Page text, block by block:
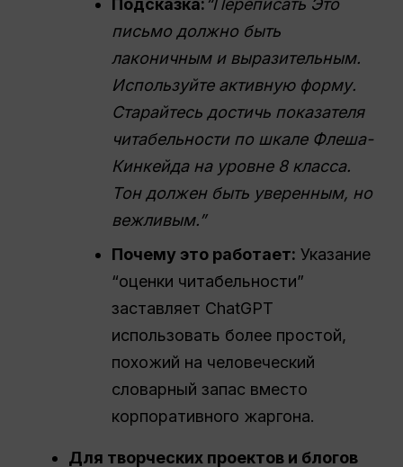
Подсказка: “Переписать Это
письмо должно быть
лаконичным и выразительным.
Используйте активную форму.
Старайтесь достичь показателя
читабельности по шкале Флеша-
Кинкейда на уровне 8 класса.
Тон должен быть уверенным, но
вежливым.”
Почему это работает: Указание
“оценки читабельности”
заставляет ChatGPT
использовать более простой,
похожий на человеческий
словарный запас вместо
корпоративного жаргона.
Для творческих проектов и блогов